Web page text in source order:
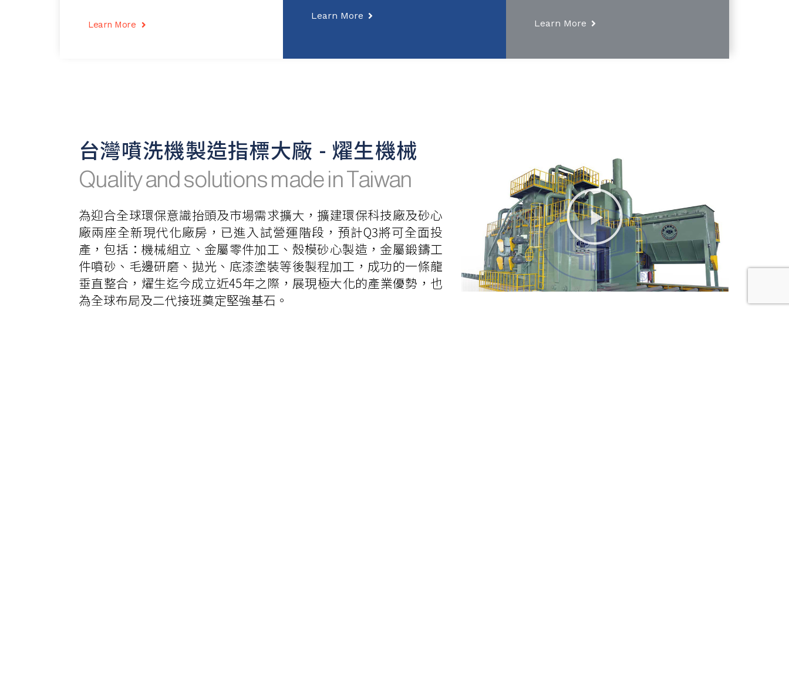
Learn More
Learn More
Learn More
台灣噴洗機製造指標大廠 - 燿生機械
Quality and solutions made in Taiwan
為迎合全球環保意識抬頭及市場需求擴大，擴建環保科技廠及砂心
廠兩座全新現代化廠房，已進入試營運階段，預計Q3將可全面投
產，包括：機械組立、金屬零件加工、殼模砂心製造，金屬鍛鑄工
件噴砂、毛邊研磨、拋光、底漆塗裝等後製程加工，成功的一條龍
垂直整合，燿生迄今成立近45年之際，展現極大化的產業優勢，也
為全球布局及二代接班奠定堅強基石。